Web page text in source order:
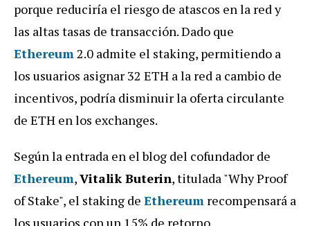
porque reduciría el riesgo de atascos en la red y
las altas tasas de transacción. Dado que
Ethereum2.0 admite el staking, permitiendo a
los usuarios asignar 32 ETH a la red a cambio de
incentivos, podría disminuir la oferta circulante
de ETH en los exchanges.
Según la entrada en el blog del cofundador de
Ethereum,Vitalik Buterin, titulada "Why Proof
of Stake", el staking de Ethereum recompensará a